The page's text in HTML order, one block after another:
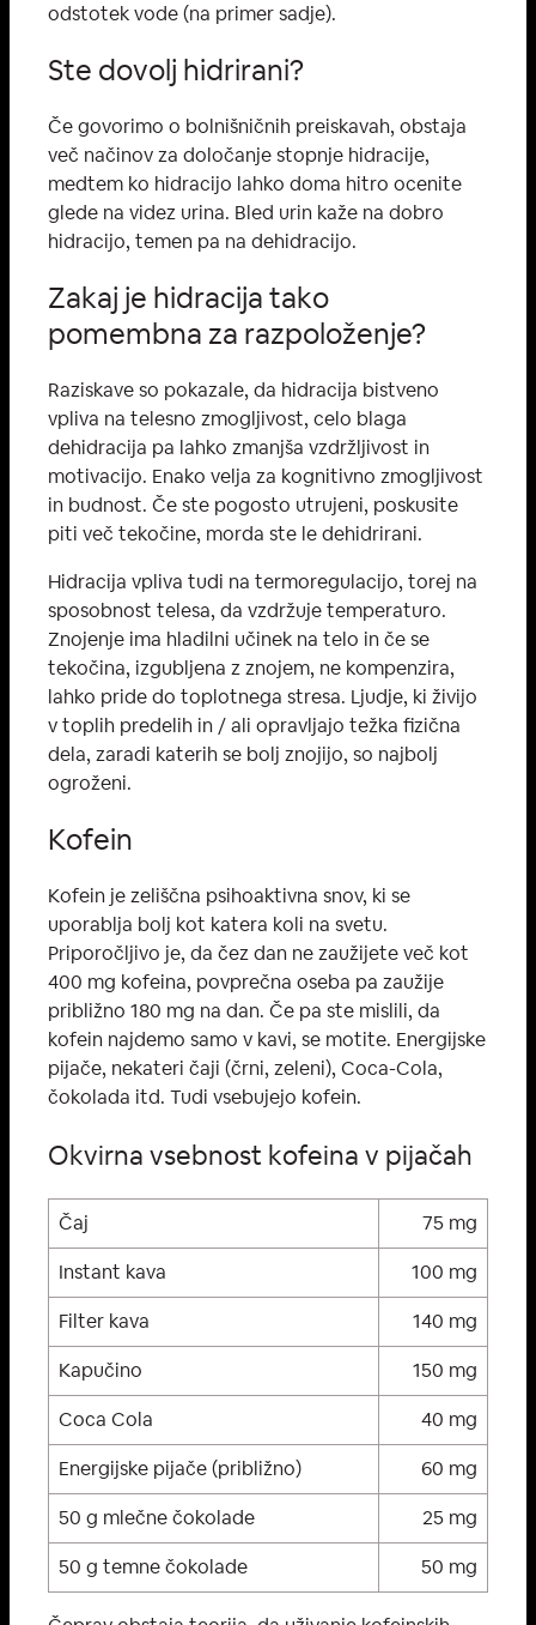
odstotek vode (na primer sadje).
Ste dovolj hidrirani?
Če govorimo o bolnišničnih preiskavah, obstaja
več načinov za določanje stopnje hidracije,
medtem ko hidracijo lahko doma hitro ocenite
glede na videz urina. Bled urin kaže na dobro
hidracijo, temen pa na dehidracijo.
Zakaj je hidracija tako
pomembna za razpoloženje?
Raziskave so pokazale, da hidracija bistveno
vpliva na telesno zmogljivost, celo blaga
dehidracija pa lahko zmanjša vzdržljivost in
motivacijo. Enako velja za kognitivno zmogljivost
in budnost. Če ste pogosto utrujeni, poskusite
piti več tekočine, morda ste le dehidrirani.
Hidracija vpliva tudi na termoregulacijo, torej na
sposobnost telesa, da vzdržuje temperaturo.
Znojenje ima hladilni učinek na telo in če se
tekočina, izgubljena z znojem, ne kompenzira,
lahko pride do toplotnega stresa. Ljudje, ki živijo
v toplih predelih in / ali opravljajo težka fizična
dela, zaradi katerih se bolj znojijo, so najbolj
ogroženi.
Kofein
Kofein je zeliščna psihoaktivna snov, ki se
uporablja bolj kot katera koli na svetu.
Priporočljivo je, da čez dan ne zaužijete več kot
400 mg kofeina, povprečna oseba pa zaužije
približno 180 mg na dan. Če pa ste mislili, da
kofein najdemo samo v kavi, se motite. Energijske
pijače, nekateri čaji (črni, zeleni), Coca-Cola,
čokolada itd. Tudi vsebujejo kofein.
Okvirna vsebnost kofeina v pijačah
Čaj
75 mg
Instant kava
100 mg
Filter kava
140 mg
Kapučino
150 mg
Coca Cola
40 mg
Energijske pijače (približno)
60 mg
50 g mlečne čokolade
25 mg
50 g temne čokolade
50 mg